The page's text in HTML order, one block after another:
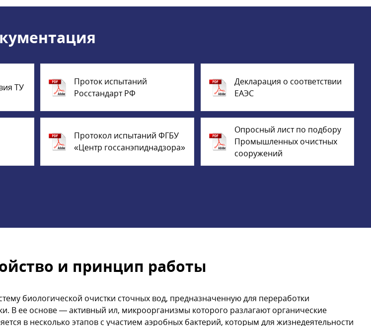
ТУ
Проток испытаний
Росстандарт РФ
Декларация о соответствии
ЕАЭС
Протокол испытаний ФГБУ
«Центр госсанэпиднадзора»
Опросный лист по подбору
Промышленных очистных
сооружений
и принцип работы
биологической очистки сточных вод, предназначенную для переработки
В ее основе — активный ил, микроорганизмы которого разлагают органические
в несколько этапов с участием аэробных бактерий, которым для жизнедеятельности